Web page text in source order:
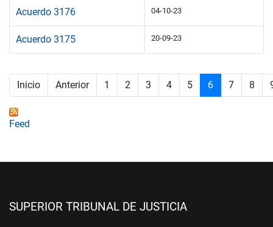
Acuerdo 3176 04-10-23
Acuerdo 3175 20-09-23
Inicio Anterior 1 2 3 4 5 6 7 8
Feed
SUPERIOR TRIBUNAL DE JUSTICIA